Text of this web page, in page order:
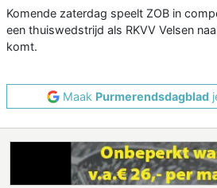
Komende zaterdag speelt ZOB in
een thuiswedstrijd als RKVV Velsen
komt.
Maak Purmerendsdagblad